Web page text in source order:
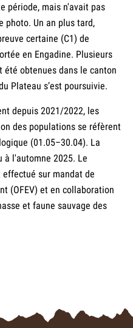
période, mais n'avait pas
photo. Un an plus tard,
certaine (C1) de
en Engadine. Plusieurs
été obtenues dans le canton
Plateau s’est poursuivie.
depuis 2021/2022, les
des populations se réfèrent
(01.05–30.04). La
à l'automne 2025. Le
sur mandat de
(OFEV) et en collaboration
et faune sauvage des